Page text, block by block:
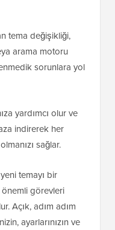
tema değişikliği,
arama motoru
sorunlara yol
yardımcı olur ve
indirerek her
sağlar.
temayı bir
önemli görevleri
Açık, adım adım
ayarlarınızın ve